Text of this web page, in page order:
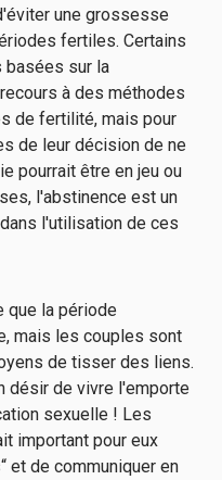
une grossesse
fertiles. Certains
basées sur la
à des méthodes
de fertilité, mais pour
de leur décision de ne
pourrait être en jeu ou
l'abstinence est un
l'utilisation de ces
que la période
mais les couples sont
de tisser des liens.
désir de vivre l'emporte
sexuelle ! Les
important pour eux
et de communiquer en